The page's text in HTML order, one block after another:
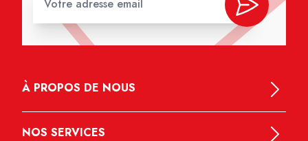
À PROPOS DE NOUS
NOS SERVICES